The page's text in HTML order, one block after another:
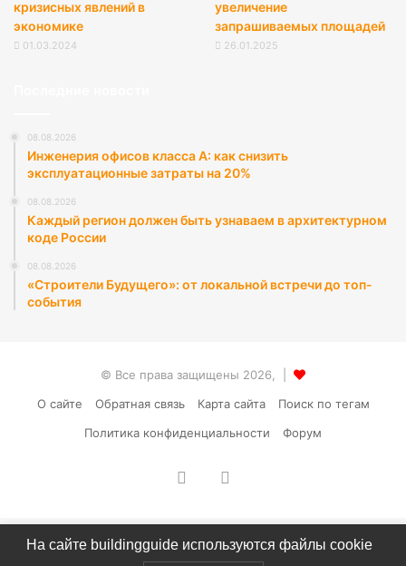
кризисных явлений в
экономике
01.03.2024
увеличение
запрашиваемых площадей
26.01.2025
08.08.2026
Инженерия офисов класса А: как снизить
эксплуатационные затраты на 20%
08.08.2026
Каждый регион должен быть узнаваем в архитектурном
коде России
08.08.2026
«Строители Будущего»: от локальной встречи до топ-
события
© Все права защищены 2026, |
О сайте
Обратная связь Карта сайта
Поиск по тегам
Политика конфиденциальности
Форум
vk.com
На сайте buildingguide используются файлы cookie